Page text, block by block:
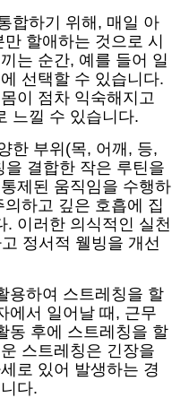
합하기 위해, 매일 아
할애하는 것으로 시
는 순간, 예를 들어 일
선택할 수 있습니다.
이 점차 익숙해지고
느낄 수 있습니다.
한 부위(목, 어깨, 등,
결합한 작은 루틴을
제된 움직임을 수행하
하고 깊은 호흡에 집
. 이러한 의식적인 실천
정서적 웰빙을 개선
용하여 스트레칭을 할
에서 일어날 때, 근무
동 후에 스트레칭을 할
스트레칭은 긴장을
로 있어 발생하는 경
다.